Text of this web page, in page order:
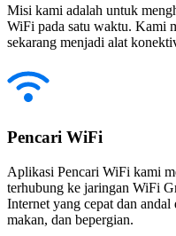
Misi kami adalah untuk
WiFi pada satu waktu. Kami
sekarang menjadi alat
Pencari WiFi
Aplikasi Pencari WiFi kami
terhubung ke jaringan WiFi
Internet yang cepat dan andal
makan, dan bepergian.